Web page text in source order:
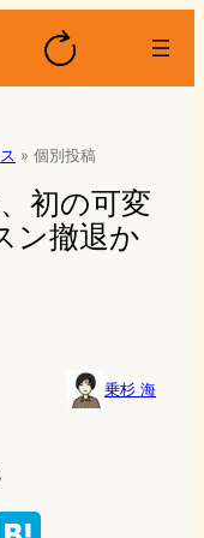
» 個別投稿
初の可変
ン撤退か
乗杉 海